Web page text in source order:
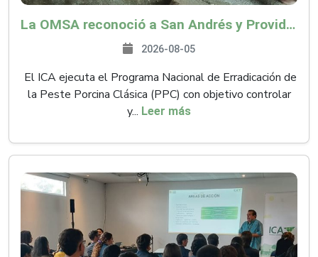
La OMSA reconoció a San Andrés y Providencia como zona libre de Peste Porcina Clásica (PPC)
2026-08-05
El ICA ejecuta el Programa Nacional de Erradicación de
la Peste Porcina Clásica (PPC) con objetivo controlar
y... Leer más